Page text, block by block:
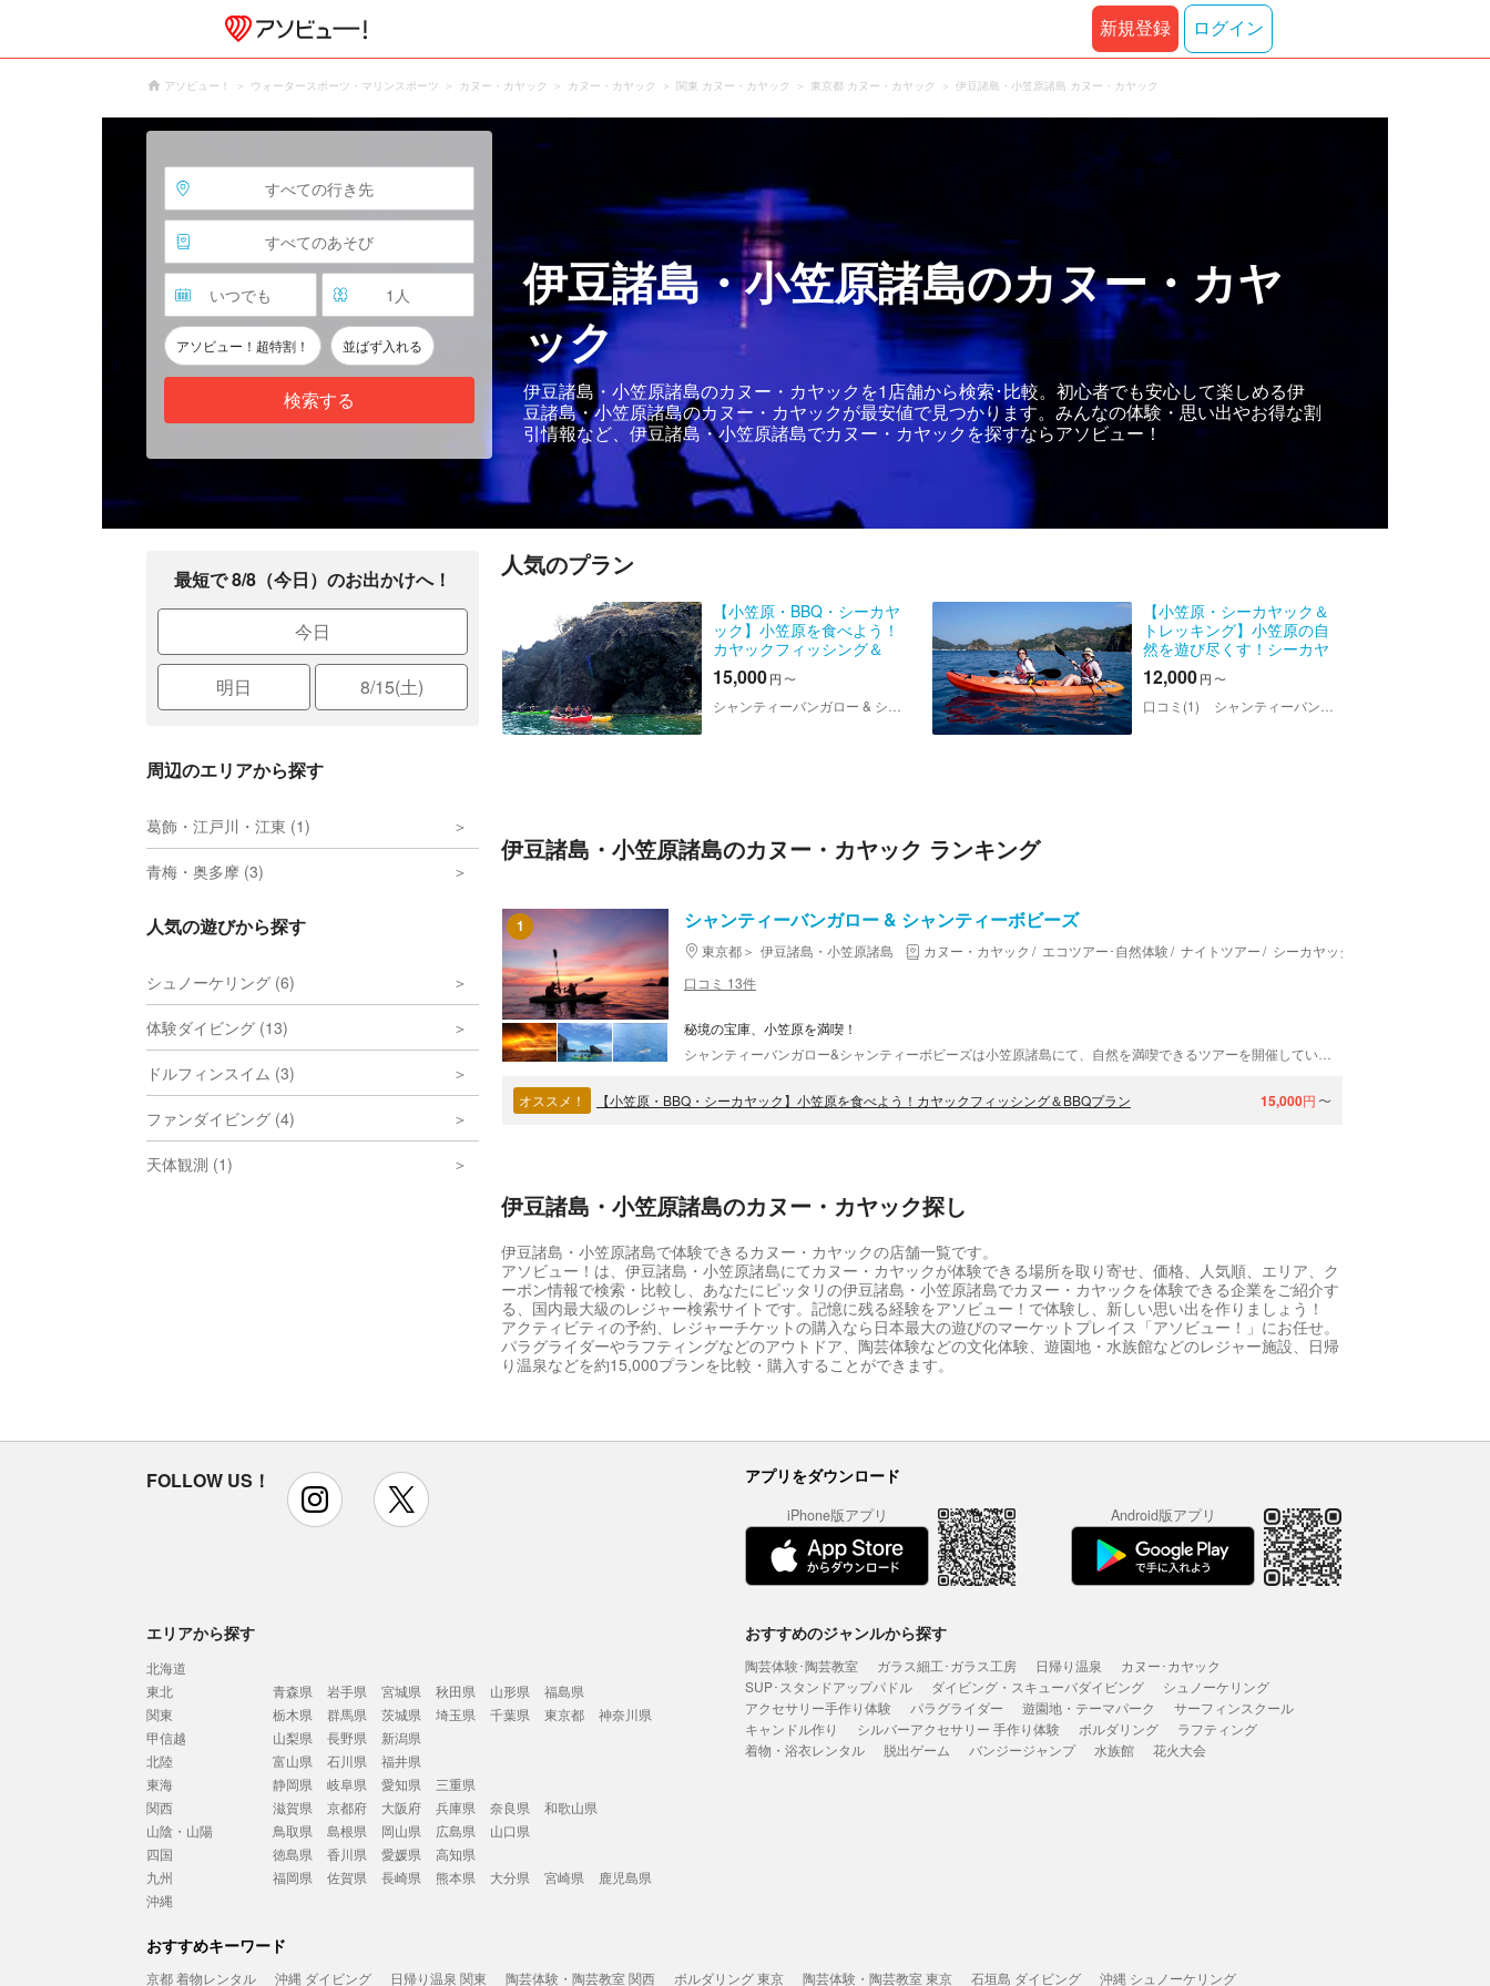
新規登録 ログイン
アソビュー！ ウォータースポーツ・マリンスポーツ カヌー・カヤック カヌー・カヤック 関東 カヌー・カヤック 東京都 カヌー・カヤック 伊豆諸島・小笠原諸島 カヌー・カヤック
すべての行き先
すべてのあそび
いつでも 1 人
アソビュー！超特割！ 並ばず入れる
検索する
伊豆諸島・小笠原諸島のカヌー・カヤ
ック
伊豆諸島・小笠原諸島のカヌー・カヤックを1店舗から検索･比較。初心者でも安心して楽しめる伊
豆諸島・小笠原諸島のカヌー・カヤックが最安値で見つかります。みんなの体験・思い出やお得な割
引情報など、伊豆諸島・小笠原諸島でカヌー・カヤックを探すならアソビュー！
最短で 8/8（今日）のお出かけへ！
今日
明日 8/15(土)
周辺のエリアから探す
葛飾・江戸川・江東 (1)
青梅・奥多摩 (3)
人気の遊びから探す
シュノーケリング (6)
体験ダイビング (13)
ドルフィンスイム (3)
ファンダイビング (4)
天体観測 (1)
人気のプラン
【小笠原・BBQ・シーカヤ
ック】小笠原を食べよう！
カヤックフィッシング＆
BBQプラン
15,000円 〜
【小笠原・シーカヤック＆
トレッキング】小笠原の自
然を遊び尽くす！シーカヤ
ック＆ジャングルトレッキ
ング
12,000円 〜
口コミ(1) シャンティーバンガロー & シャンティーボビーズ
伊豆諸島・小笠原諸島のカヌー・カヤック ランキング
1 シャンティーバンガロー & シャンティーボビーズ
東京都 伊豆諸島・小笠原諸島 カヌー・カヤック エコツアー･自然体験 ナイトツアー
シーカヤック
口コミ 13件
秘境の宝庫、小笠原を満喫！
オススメ！ 【小笠原・BBQ・シーカヤック】小笠原を食べよう！カヤックフィッシング＆BBQプラン 15,000円 〜
伊豆諸島・小笠原諸島のカヌー・カヤック探し
伊豆諸島・小笠原諸島で体験できるカヌー・カヤックの店舗一覧です。
アソビュー！は、伊豆諸島・小笠原諸島にてカヌー・カヤックが体験できる場所を取り寄せ、価格、人気順、エリア、ク
ーポン情報で検索・比較し、あなたにピッタリの伊豆諸島・小笠原諸島でカヌー・カヤックを体験できる企業をご紹介す
る、国内最大級のレジャー検索サイトです。記憶に残る経験をアソビュー！で体験し、新しい思い出を作りましょう！
アクティビティの予約、レジャーチケットの購入なら日本最大の遊びのマーケットプレイス「アソビュー！」にお任せ。
パラグライダーやラフティングなどのアウトドア、陶芸体験などの文化体験、遊園地・水族館などのレジャー施設、日帰
り温泉などを約15,000プランを比較・購入することができます。
FOLLOW US！ instagram アプリをダウンロード
iPhone版アプリ Android版アプリ
エリアから探す
北海道
東北
青森県 岩手県 宮城県 秋田県 山形県
福島県
関東
栃木県 群馬県 茨城県 埼玉県 千葉県 東京都
神奈川県
甲信越
山梨県 長野県
新潟県
北陸
富山県 石川県
福井県
東海
静岡県 岐阜県 愛知県
三重県
関西
滋賀県 京都府 大阪府 兵庫県 奈良県
和歌山県
山陰・山陽
鳥取県 島根県 岡山県 広島県
山口県
四国
徳島県 香川県 愛媛県
高知県
九州
福岡県 佐賀県 長崎県 熊本県 大分県 宮崎県
鹿児島県
沖縄
おすすめのジャンルから探す
陶芸体験･陶芸教室 ガラス細工･ガラス工房 日帰り温泉
カヌー･カヤック
SUP･スタンドアップパドル
ダイビング・スキューバダイビング
シュノーケリング
アクセサリー手作り体験
パラグライダー 遊園地・テーマパーク
サーフィンスクール
キャンドル作り
シルバーアクセサリー 手作り体験 ボルダリング
ラフティング
着物・浴衣レンタル
脱出ゲーム バンジージャンプ 水族館 花火大会
おすすめキーワード
京都 着物レンタル 沖縄 ダイビング 日帰り温泉 関東 陶芸体験・陶芸教室 関西 ボルダリング 東京 陶芸体験・陶芸教室 東京 石垣島 ダイビング 沖縄 シュノーケリング